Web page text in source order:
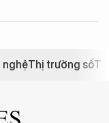
nghệThị trường số